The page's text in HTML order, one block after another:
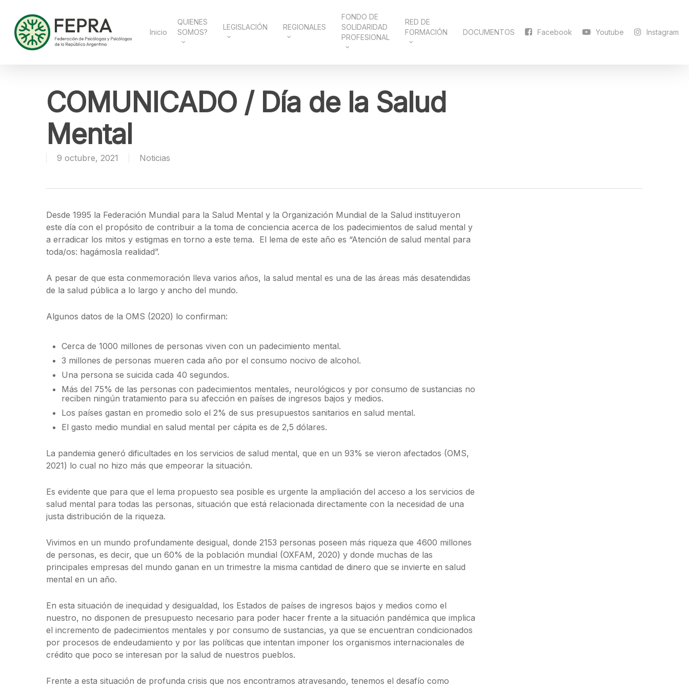
main
content
Inicio
QUIENES
SOMOS?
LEGISLACIÓN REGIONALES
FONDO DE
SOLIDARIDAD
PROFESIONAL
RED DE
FORMACIÓN
DOCUMENTOS Facebook Youtube Instagram
COMUNICADO / Día de la Salud
Mental
9 octubre, 2021 Noticias
Desde 1995 la Federación Mundial para la Salud Mental y la Organización Mundial de la Salud instituyeron
este día con el propósito de contribuir a la toma de conciencia acerca de los padecimientos de salud mental y
a erradicar los mitos y estigmas en torno a este tema. El lema de este año es “Atención de salud mental para
toda/os: hagámosla realidad”.
A pesar de que esta conmemoración lleva varios años, la salud mental es una de las áreas más desatendidas
de la salud pública a lo largo y ancho del mundo.
Algunos datos de la OMS (2020) lo confirman:
Cerca de 1000 millones de personas viven con un padecimiento mental.
3 millones de personas mueren cada año por el consumo nocivo de alcohol.
Una persona se suicida cada 40 segundos.
Más del 75% de las personas con padecimientos mentales, neurológicos y por consumo de sustancias no
reciben ningún tratamiento para su afección en países de ingresos bajos y medios.
Los países gastan en promedio solo el 2% de sus presupuestos sanitarios en salud mental.
El gasto medio mundial en salud mental per cápita es de 2,5 dólares.
La pandemia generó dificultades en los servicios de salud mental, que en un 93% se vieron afectados (OMS,
2021) lo cual no hizo más que empeorar la situación.
Es evidente que para que el lema propuesto sea posible es urgente la ampliación del acceso a los servicios de
salud mental para todas las personas, situación que está relacionada directamente con la necesidad de una
justa distribución de la riqueza.
Vivimos en un mundo profundamente desigual, donde 2153 personas poseen más riqueza que 4600 millones
de personas, es decir, que un 60% de la población mundial (OXFAM, 2020) y donde muchas de las
principales empresas del mundo ganan en un trimestre la misma cantidad de dinero que se invierte en salud
mental en un año.
En esta situación de inequidad y desigualdad, los Estados de países de ingresos bajos y medios como el
nuestro, no disponen de presupuesto necesario para poder hacer frente a la situación pandémica que implica
el incremento de padecimientos mentales y por consumo de sustancias, ya que se encuentran condicionados
por procesos de endeudamiento y por las políticas que intentan imponer los organismos internacionales de
crédito que poco se interesan por la salud de nuestros pueblos.
Frente a esta situación de profunda crisis que nos encontramos atravesando, tenemos el desafío como